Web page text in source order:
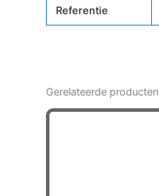
Referentie
Gerelateerde producten